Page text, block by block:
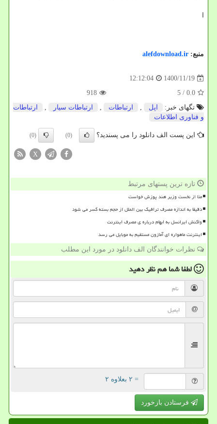
ا
منبع: alefdownload.ir
1400/11/19
12:12:04
0.0
/ 5
918
تگهای خبر:
اپل , ارتباطات , ارتباطات سیار ,
ارتباطات
و فناوری اطلاعات
این پست الف دانلود را می پسندید؟ (0)
(0)
X
تازه ترین پستهای مرتبط
متا از نخست وزیر هند پوزش خواست
دقیقا به اندازه مصرف ترافیک بین الملل از حجم بسته کسر می شود
واکنش ایرانسل به ابهام درباره ی مصرف اینترنت
اینترنت ماهواره ای آمازون مستقیم به موبایل می رسد
نظرات خوانندگان الف دانلود در مورد این مطلب
لطفا شما همنظر دهید
= ۲ بعلاوه ۲
فرستادن بازخورد